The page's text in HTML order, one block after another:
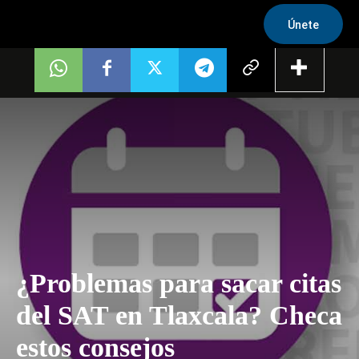
Únete
¿Problemas para sacar citas
del SAT en Tlaxcala? Checa
estos consejos